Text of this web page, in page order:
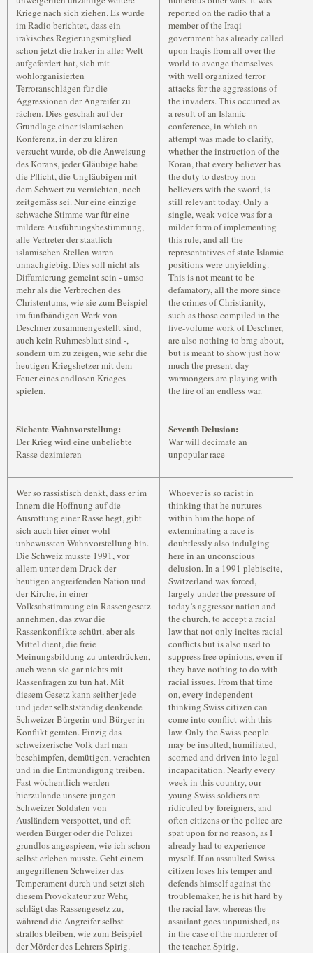
Kriege nach sich ziehen. Es wurde
im Radio berichtet, dass ein
irakisches Regierungsmitglied
schon jetzt die Iraker in aller Welt
aufgefordert hat, sich mit
wohlorganisierten
Terroranschlägen für die
Aggressionen der Angreifer zu
rächen. Dies geschah auf der
Grundlage einer islamischen
Konferenz, in der zu klären
versucht wurde, ob die Anweisung
des Korans, jeder Gläubige habe
die Pflicht, die Ungläubigen mit
dem Schwert zu vernichten, noch
zeitgemäss sei. Nur eine einzige
schwache Stimme war für eine
mildere Ausführungsbestimmung,
alle Vertreter der staatlich-
islamischen Stellen waren
unnachgiebig. Dies soll nicht als
Diffamierung gemeint sein - umso
mehr als die Verbrechen des
Christentums, wie sie zum Beispiel
im fünfbändigen Werk von
Deschner zusammengestellt sind,
auch kein Ruhmesblatt sind -,
sondern um zu zeigen, wie sehr die
heutigen Kriegshetzer mit dem
Feuer eines endlosen Krieges
spielen.
reported on the radio that a
member of the Iraqi
government has already called
upon Iraqis from all over the
world to avenge themselves
with well organized terror
attacks for the aggressions of
the invaders. This occurred as
a result of an Islamic
conference, in which an
attempt was made to clarify,
whether the instruction of the
Koran, that every believer has
the duty to destroy non-
believers with the sword, is
still relevant today. Only a
single, weak voice was for a
milder form of implementing
this rule, and all the
representatives of state Islamic
positions were unyielding.
This is not meant to be
defamatory, all the more since
the crimes of Christianity,
such as those compiled in the
five-volume work of Deschner,
are also nothing to brag about,
but is meant to show just how
much the present-day
warmongers are playing with
the fire of an endless war.
Siebente Wahnvorstellung:
Der Krieg wird eine unbeliebte
Rasse dezimieren
Seventh Delusion:
War will decimate an
unpopular race
Wer so rassistisch denkt, dass er im
Innern die Hoffnung auf die
Ausrottung einer Rasse hegt, gibt
sich auch hier einer wohl
unbewussten Wahnvorstellung hin.
Die Schweiz musste 1991, vor
allem unter dem Druck der
heutigen angreifenden Nation und
der Kirche, in einer
Volksabstimmung ein Rassengesetz
annehmen, das zwar die
Rassenkonflikte schürt, aber als
Mittel dient, die freie
Meinungsbildung zu unterdrücken,
auch wenn sie gar nichts mit
Rassenfragen zu tun hat. Mit
diesem Gesetz kann seither jede
und jeder selbstständig denkende
Schweizer Bürgerin und Bürger in
Konflikt geraten. Einzig das
schweizerische Volk darf man
beschimpfen, demütigen, verachten
und in die Entmündigung treiben.
Fast wöchentlich werden
hierzulande unsere jungen
Schweizer Soldaten von
Ausländern verspottet, und oft
werden Bürger oder die Polizei
grundlos angespieen, wie ich schon
selbst erleben musste. Geht einem
angegriffenen Schweizer das
Temperament durch und setzt sich
diesem Provokateur zur Wehr,
schlägt das Rassengesetz zu,
während die Angreifer selbst
straflos bleiben, wie zum Beispiel
der Mörder des Lehrers Spirig.
Whoever is so racist in
thinking that he nurtures
within him the hope of
exterminating a race is
doubtlessly also indulging
here in an unconscious
delusion. In a 1991 plebiscite,
Switzerland was forced,
largely under the pressure of
today’s aggressor nation and
the church, to accept a racial
law that not only incites racial
conflicts but is also used to
suppress free opinions, even if
they have nothing to do with
racial issues. From that time
on, every independent
thinking Swiss citizen can
come into conflict with this
law. Only the Swiss people
may be insulted, humiliated,
scorned and driven into legal
incapacitation. Nearly every
week in this country, our
young Swiss soldiers are
ridiculed by foreigners, and
often citizens or the police are
spat upon for no reason, as I
already had to experience
myself. If an assaulted Swiss
citizen loses his temper and
defends himself against the
troublemaker, he is hit hard by
the racial law, whereas the
assailant goes unpunished, as
in the case of the murderer of
the teacher, Spirig.